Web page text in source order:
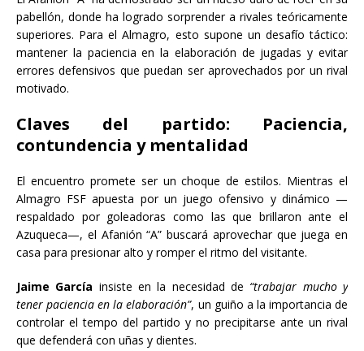
pabellón, donde ha logrado sorprender a rivales teóricamente
superiores. Para el Almagro, esto supone un desafío táctico:
mantener la paciencia en la elaboración de jugadas y evitar
errores defensivos que puedan ser aprovechados por un rival
motivado.
Claves del partido: Paciencia,
contundencia y mentalidad
El encuentro promete ser un choque de estilos. Mientras el
Almagro FSF apuesta por un juego ofensivo y dinámico —
respaldado por goleadoras como las que brillaron ante el
Azuqueca—, el Afanión “A” buscará aprovechar que juega en
casa para presionar alto y romper el ritmo del visitante.
Jaime García insiste en la necesidad de “trabajar mucho y
tener paciencia en la elaboración”, un guiño a la importancia de
controlar el tempo del partido y no precipitarse ante un rival
que defenderá con uñas y dientes.